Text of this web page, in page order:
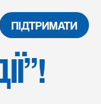
ПІДТРИМАТИ